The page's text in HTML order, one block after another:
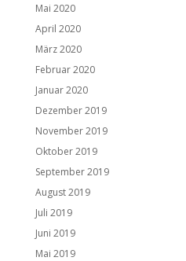
Mai 2020
April 2020
März 2020
Februar 2020
Januar 2020
Dezember 2019
November 2019
Oktober 2019
September 2019
August 2019
Juli 2019
Juni 2019
Mai 2019